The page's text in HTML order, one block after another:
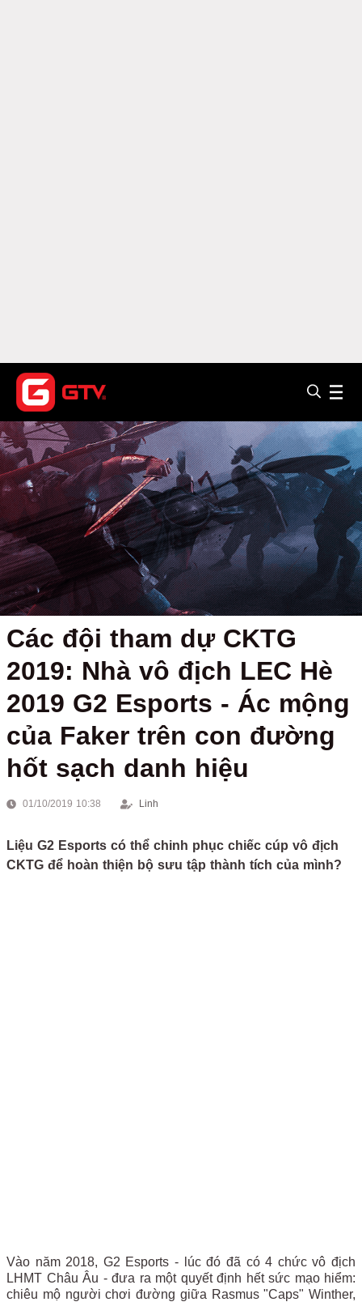
Các đội tham dự CKTG
2019: Nhà vô địch LEC Hè
2019 G2 Esports - Ác mộng
của Faker trên con đường
hốt sạch danh hiệu
01/10/2019 10:38 Linh
Liệu G2 Esports có thể chinh phục chiếc cúp vô địch
CKTG để hoàn thiện bộ sưu tập thành tích của mình?
Vào năm 2018, G2 Esports - lúc đó đã có 4 chức vô địch
LHMT Châu Âu - đưa ra một quyết định hết sức mạo hiểm:
chiêu mộ người chơi đường giữa Rasmus "Caps" Winther,